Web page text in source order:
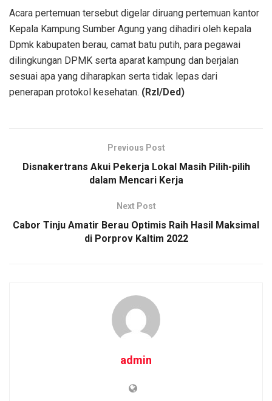
Acara pertemuan tersebut digelar diruang pertemuan kantor
Kepala Kampung Sumber Agung yang dihadiri oleh kepala
Dpmk kabupaten berau, camat batu putih, para pegawai
dilingkungan DPMK serta aparat kampung dan berjalan
sesuai apa yang diharapkan serta tidak lepas dari
penerapan protokol kesehatan. (Rzl/Ded)
Previous Post
Disnakertrans Akui Pekerja Lokal Masih Pilih-pilih
dalam Mencari Kerja
Next Post
Cabor Tinju Amatir Berau Optimis Raih Hasil Maksimal
di Porprov Kaltim 2022
admin